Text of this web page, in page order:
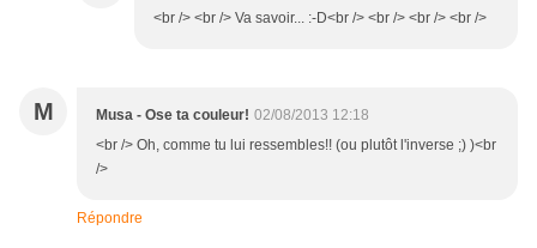
<br /> <br /> Va savoir... :-D<br /> <br /> <br /> <br />
M Musa - Ose ta couleur! 02/08/2013 12:18
<br /> Oh, comme tu lui ressembles!! (ou plutôt l'inverse ;) )<br
/>
Répondre